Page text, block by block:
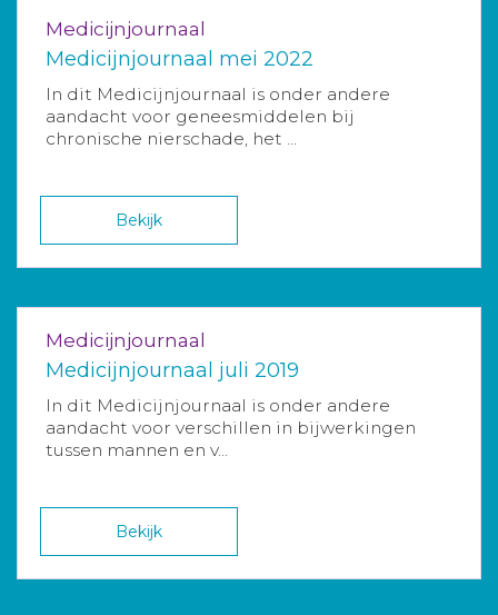
Medicijnjournaal
Medicijnjournaal mei 2022
In dit Medicijnjournaal is onder andere
aandacht voor geneesmiddelen bij
chronische nierschade, het ...
Bekijk
Medicijnjournaal
Medicijnjournaal juli 2019
In dit Medicijnjournaal is onder andere
aandacht voor verschillen in bijwerkingen
tussen mannen en v...
Bekijk